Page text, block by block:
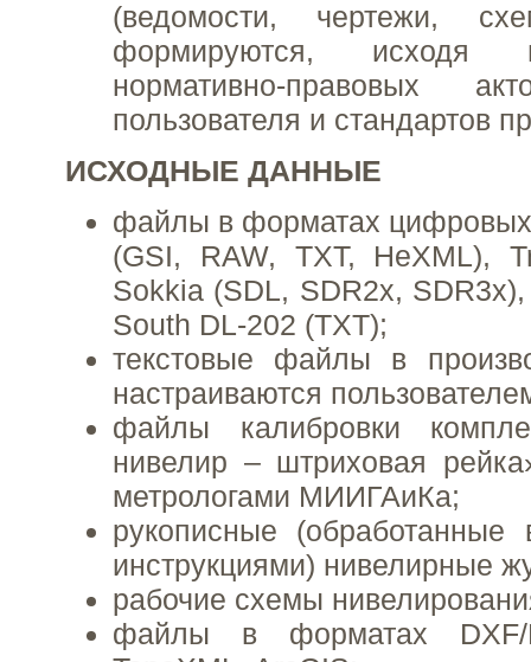
(ведомости, чертежи,
формируются, исходя
нормативно-правовых
пользователя и стандартов
ИСХОДНЫЕ ДАННЫЕ
файлы в форматах
(GSI, RAW, TXT, HeXML),
Sokkia (SDL, SDR2х,
South DL-202 (TXT);
текстовые файлы в
настраиваются
файлы калибровки
нивелир – штриховая
метрологами МИИГАиКа;
рукописные (обработанные
инструкциями) нивелирные
рабочие схемы
файлы в форматах DXF/